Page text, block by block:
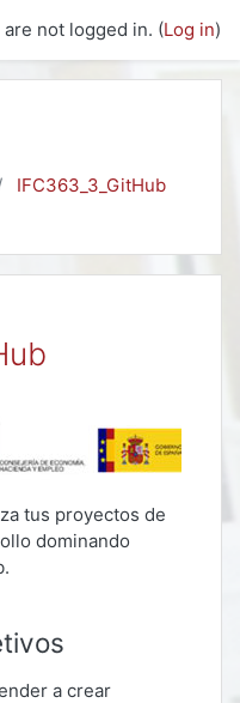
are not logged in. (Log in)
IFC363_3_GitHub
tus proyectos de
dominando
a crear